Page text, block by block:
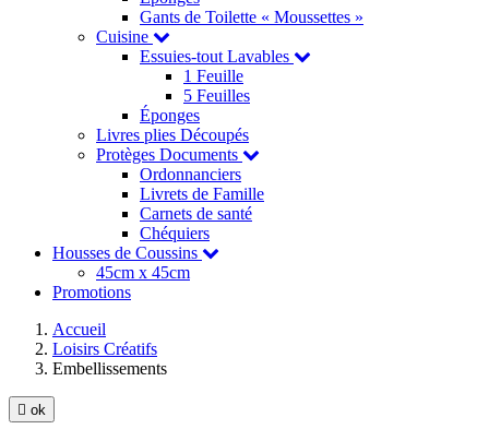
Gants de Toilette « Moussettes »
Cuisine
Essuies-tout Lavables
1 Feuille
5 Feuilles
Éponges
Livres plies Découpés
Protèges Documents
Ordonnanciers
Livrets de Famille
Carnets de santé
Chéquiers
Housses de Coussins
45cm x 45cm
Promotions
Accueil
Loisirs Créatifs
Embellissements
 ok